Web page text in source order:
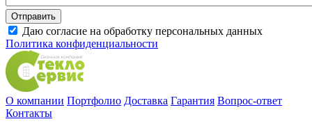
Даю согласие на обработку персональных данных
Политика конфиденциальности
О компании Портфолио Доставка Гарантия Вопрос-ответ
Контакты